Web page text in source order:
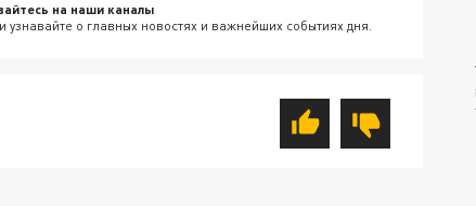
на наши каналы
узнавайте о главных новостях и важнейших событиях дня.